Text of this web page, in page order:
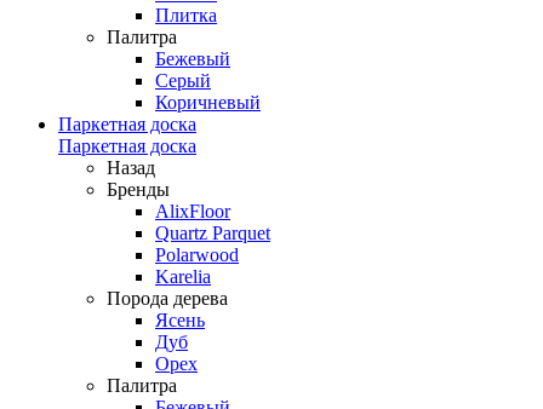
Плитка
Палитра
Бежевый
Серый
Коричневый
Паркетная доска
Паркетная доска
Назад
Бренды
AlixFloor
Quartz Parquet
Polarwood
Karelia
Порода дерева
Ясень
Дуб
Орех
Палитра